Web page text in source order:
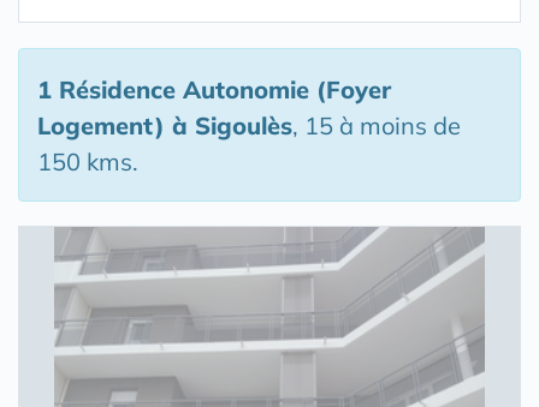
1 Résidence Autonomie (Foyer
Logement) à Sigoulès, 15 à moins de
150 kms.